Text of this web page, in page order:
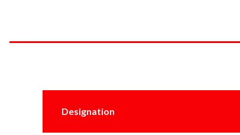
Designation